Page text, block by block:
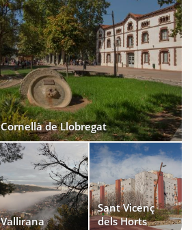
Cornellà de Llobregat
Vallirana
Sant Vicenç
dels Horts